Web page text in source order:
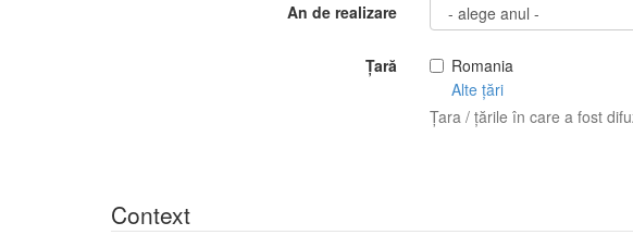
An de realizare
Țară
Romania
Alte țări
Țara / țările în care a fost
Context